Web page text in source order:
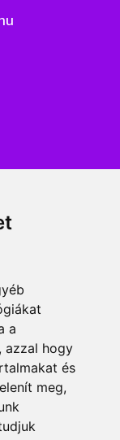
a
azzal hogy
és
meg,